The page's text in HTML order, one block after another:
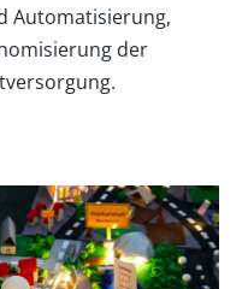
Automatisierung,
der